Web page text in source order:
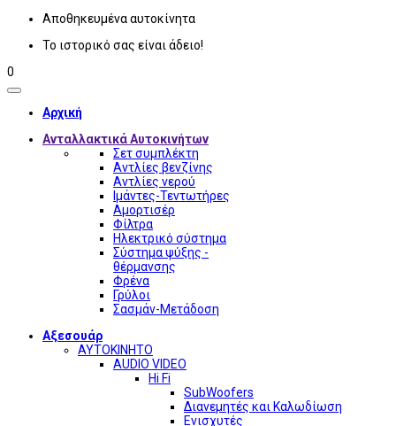
Αποθηκευμένα αυτοκίνητα
Το ιστορικό σας είναι άδειο!
0
Αρχική
Ανταλλακτικά Αυτοκινήτων
Σετ συμπλέκτη
Αντλίες βενζίνης
Αντλίες νερού
Ιμάντες-Τεντωτήρες
Αμορτισέρ
Φίλτρα
Ηλεκτρικό σύστημα
Σύστημα ψύξης -
θέρμανσης
Φρένα
Γρύλοι
Σασμάν-Μετάδοση
Αξεσουάρ
ΑΥΤΟΚΙΝΗΤΟ
AUDIO VIDEO
Hi Fi
SubWoofers
Διανεμητές και Καλωδίωση
Ενισχυτές